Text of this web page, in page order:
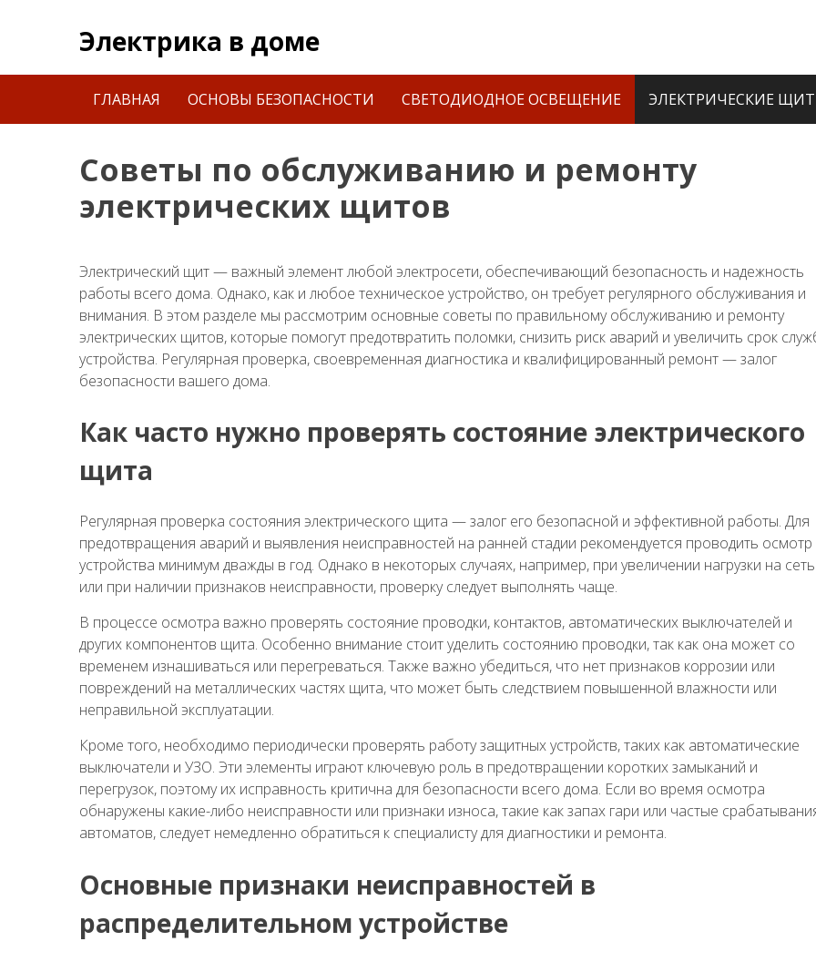
Электрика в доме
ГЛАВНАЯ ОСНОВЫ БЕЗОПАСНОСТИ СВЕТОДИОДНОЕ ОСВЕЩЕНИЕ ЭЛЕКТРИЧЕСКИЕ
Советы по обслуживанию и ремонту
электрических щитов
Электрический щит — важный элемент любой электросети, обеспечивающий безопасность и надежность
работы всего дома. Однако, как и любое техническое устройство, он требует регулярного обслуживания и
внимания. В этом разделе мы рассмотрим основные советы по правильному обслуживанию и ремонту
электрических щитов, которые помогут предотвратить поломки, снизить риск аварий и увеличить срок
устройства. Регулярная проверка, своевременная диагностика и квалифицированный ремонт — залог
безопасности вашего дома.
Как часто нужно проверять состояние электрического
щита
Регулярная проверка состояния электрического щита — залог его безопасной и эффективной работы. Для
предотвращения аварий и выявления неисправностей на ранней стадии рекомендуется проводить осмотр
устройства минимум дважды в год. Однако в некоторых случаях, например, при увеличении нагрузки на сеть
или при наличии признаков неисправности, проверку следует выполнять чаще.
В процессе осмотра важно проверять состояние проводки, контактов, автоматических выключателей и
других компонентов щита. Особенно внимание стоит уделить состоянию проводки, так как она может со
временем изнашиваться или перегреваться. Также важно убедиться, что нет признаков коррозии или
повреждений на металлических частях щита, что может быть следствием повышенной влажности или
неправильной эксплуатации.
Кроме того, необходимо периодически проверять работу защитных устройств, таких как автоматические
выключатели и УЗО. Эти элементы играют ключевую роль в предотвращении коротких замыканий и
перегрузок, поэтому их исправность критична для безопасности всего дома. Если во время осмотра
обнаружены какие-либо неисправности или признаки износа, такие как запах гари или частые
автоматов, следует немедленно обратиться к специалисту для диагностики и ремонта.
Основные признаки неисправностей в
распределительном устройстве